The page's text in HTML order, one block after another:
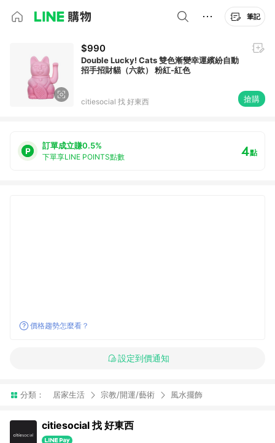
筆記
$990
Double Lucky! Cats 雙色漸變幸運繽紛自動
招手招財貓（六款） 粉紅-紅色
citiesocial 找 好東西 搶購
訂單成立賺0.5%
下單享LINE POINTS點數 4點
價格趨勢怎麼看？
設定到價通知
分類： 居家生活 宗教/開運/藝術 風水擺飾
citiesocial 找 好東西